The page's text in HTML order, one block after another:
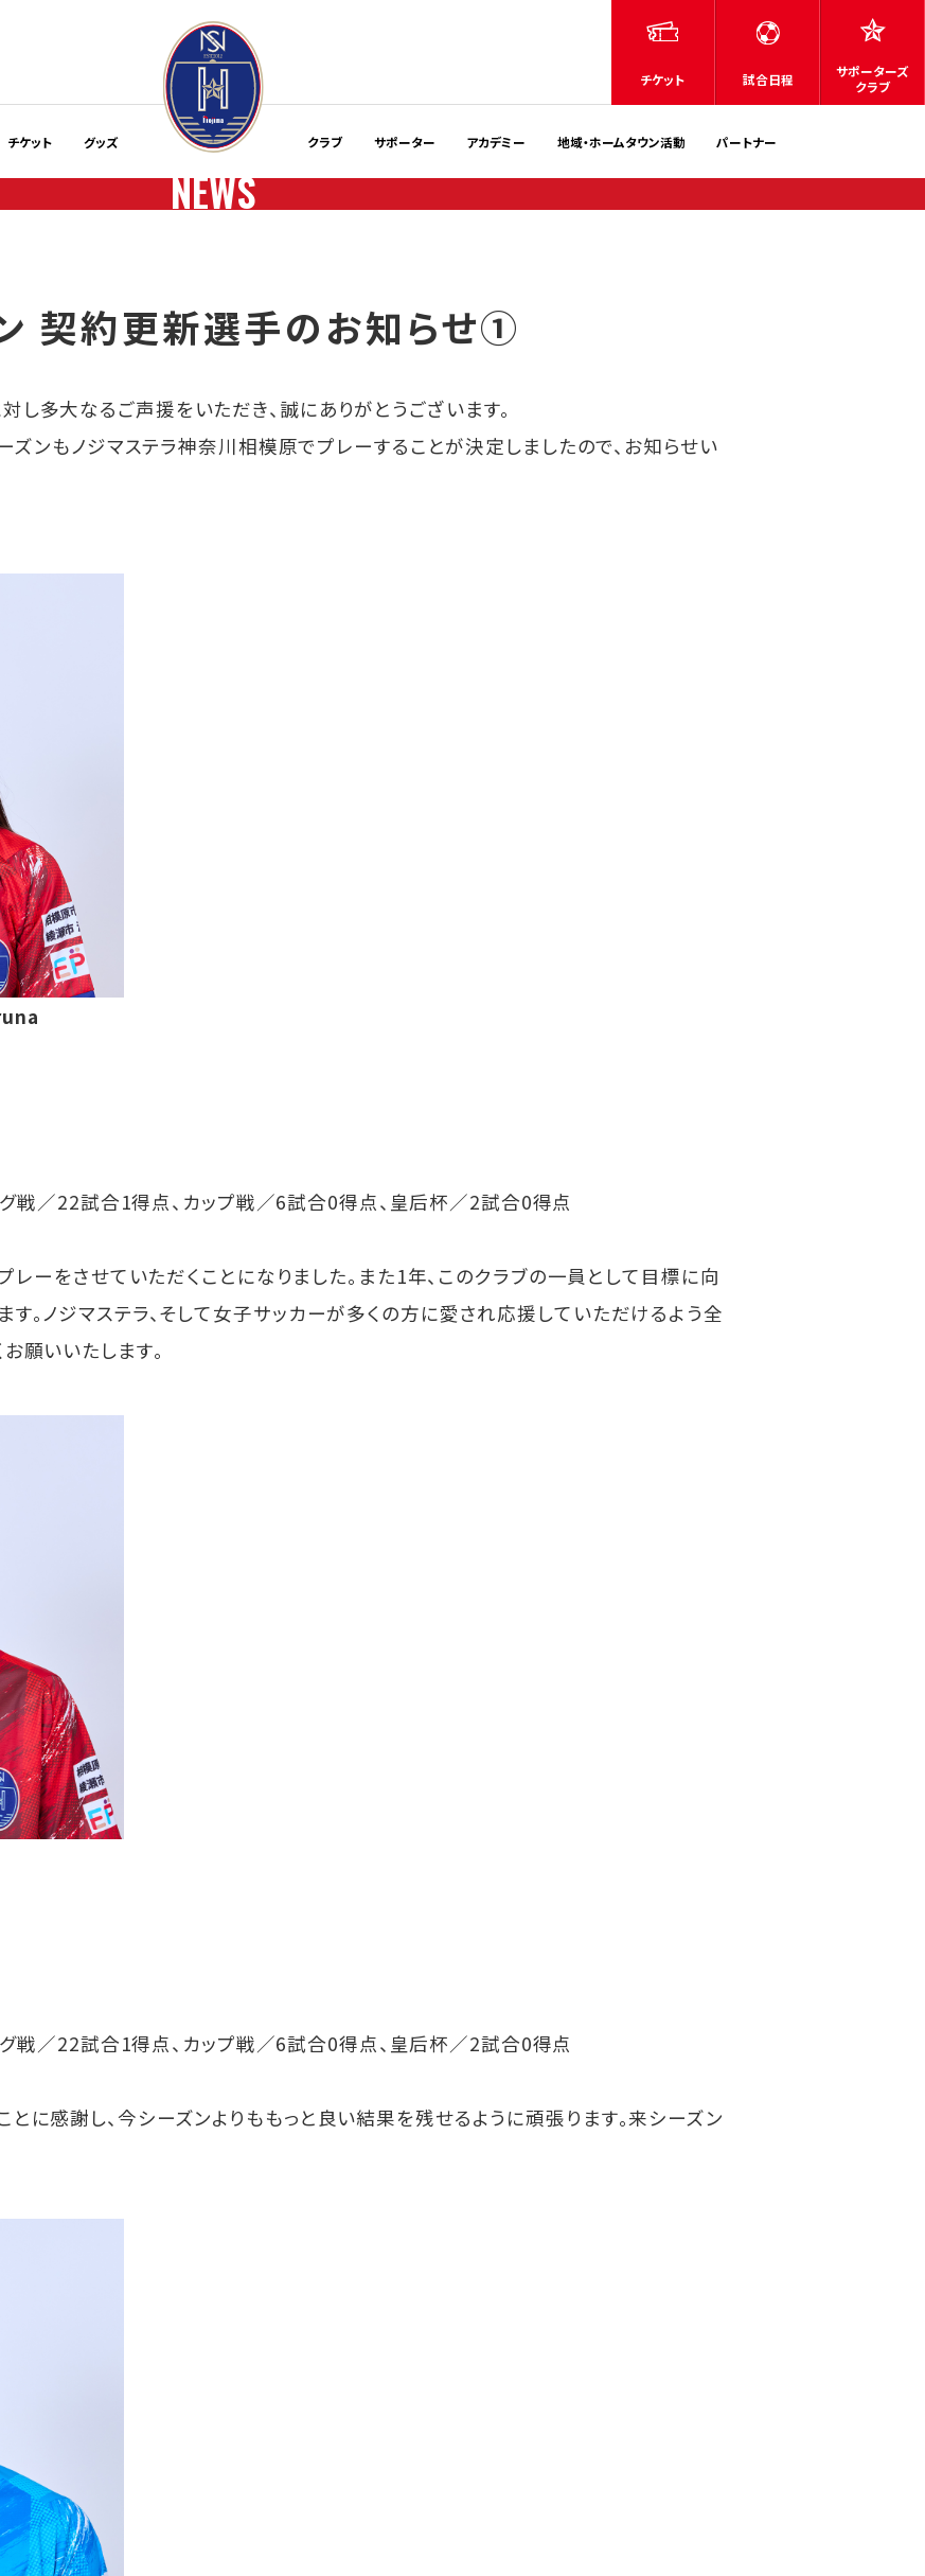
チケット 試合日程
サポーターズ
クラブ
チケット グッズ クラブ サポーター アカデミー 地域・ホームタウン活動 パートナー
NEWS
契約更新選手のお知らせ①
し多大なるご声援をいただき、誠にありがとうございます。
ンもノジマステラ神奈川相模原でプレーすることが決定しましたので、お知らせい
戦／22試合1得点、カップ戦／6試合0得点、皇后杯／2試合0得点
ーをさせていただくことになりました。また1年、このクラブの一員として目標に向
。ノジマステラ、そして女子サッカーが多くの方に愛され応援していただけるよう全
願いいたします。
戦／22試合1得点、カップ戦／6試合0得点、皇后杯／2試合0得点
に感謝し、今シーズンよりももっと良い結果を残せるように頑張ります。来シーズン